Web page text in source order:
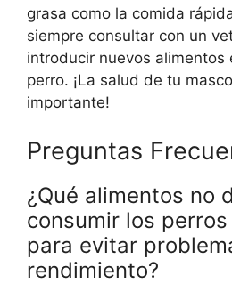
grasa como la comida
siempre consultar con un
introducir nuevos alimentos
perro. ¡La salud de tu
importante!
Preguntas
¿Qué alimentos no
consumir los
para evitar
rendimiento?